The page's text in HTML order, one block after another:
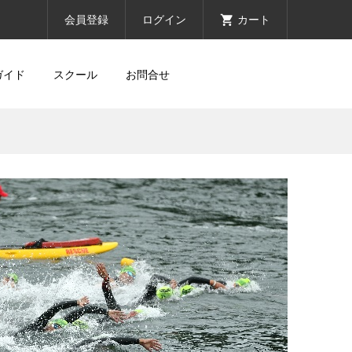
会員登録 ログイン カート
ド スクール お問合せ